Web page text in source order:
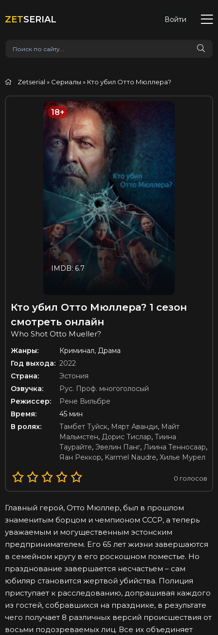
ZETSERIAL Войти
Zetserial » Сериалы » Кто убил Отто Мюллера?
18+
IMDB: 6.7
Кто убил Отто Мюллера? 1 сезон
смотреть онлайн
Who Shot Otto Mueller?
Жанры:
Криминал, Драма
Год выхода: 2022
Страна:
Эстония
Озвучка:
Рус. Проф. многоголосый
Режиссер:
Рене Вильбре
Время:
45 мин
В ролях:
Тамбет Туйск, Мярт Аванди, Майт
Мальмстен, Дорис Тислар, Тиина
Таурайте, Эвелин Панг, Лиина Тенносаар,
Яан Реккор, Karmel Naudre, Хилье Мурел
0 голосов
Главный герой, Отто Мюллер, был в прошлом
знаменитым борцом и чемпионом СССР, а теперь
уважаемым и могущественным эстонским
предпринимателем. Его 65 лет жизни завершаются
в семейном кругу в его роскошном поместье. Но
празднование завершается несчастьем – сам
юбиляр становится жертвой убийства. Полиция
приступает к расследованию, допрашивая каждого
из гостей, собравшихся на празднике, в результате
чего получает 8 различных версий происшествия от
восьми подозреваемых лиц. Все их объединяет